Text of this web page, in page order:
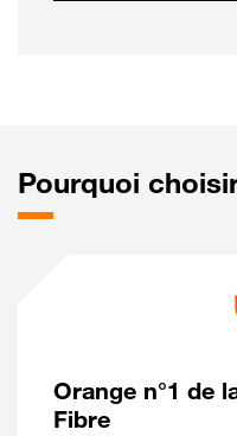
Pourquoi
Orange n°1 de
Fibre